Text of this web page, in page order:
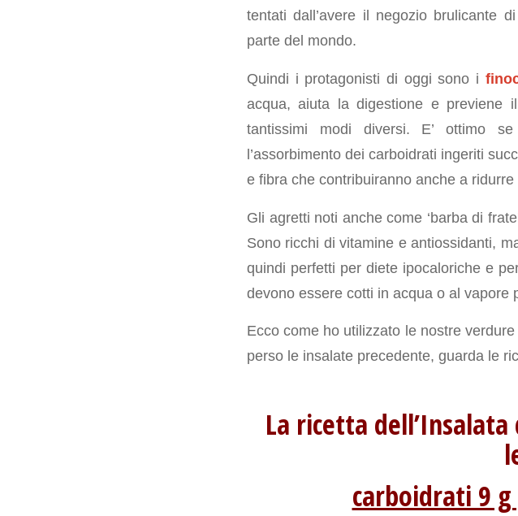
tentati dall’avere il negozio brulicante
parte del mondo.
Quindi i protagonisti di oggi sono i
acqua, aiuta la digestione e previene
tantissimi modi diversi. E’ ottimo
l’assorbimento dei carboidrati ingeriti
e fibra che contribuiranno anche a
Gli agretti noti anche come ‘barba di
Sono ricchi di vitamine e antiossidanti,
quindi perfetti per diete ipocaloriche e
devono essere cotti in acqua o al vapore
Ecco come ho utilizzato le nostre
perso le insalate precedente, guarda le
La ricetta
carboidrati 9